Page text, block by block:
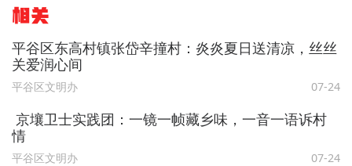
相关
平谷区东高村镇张岱辛撞村：炎炎夏日送清凉，丝丝
关爱润心间
平谷区文明办 07-24
京壤卫士实践团：一镜一帧藏乡味，一音一语诉村
情
平谷区文明办 07-24